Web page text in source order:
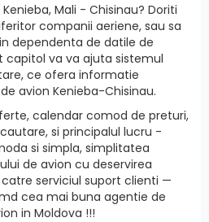
Kenieba, Mali - Chisinau? Doriti
companii aeriene, sau sa
dependenta de datile de
capitol va va ajuta sistemul
ce ofera informatie
avion Kenieba-Chisinau.
calendar comod de preturi,
si principalul lucru -
si simpla, simplitatea
de avion cu deservirea
serviciul suport clienti —
cea mai buna agentie de
in Moldova !!!